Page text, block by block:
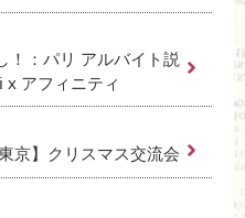
！：パリ アルバイト説
アフィニティ
京】クリスマス交流会